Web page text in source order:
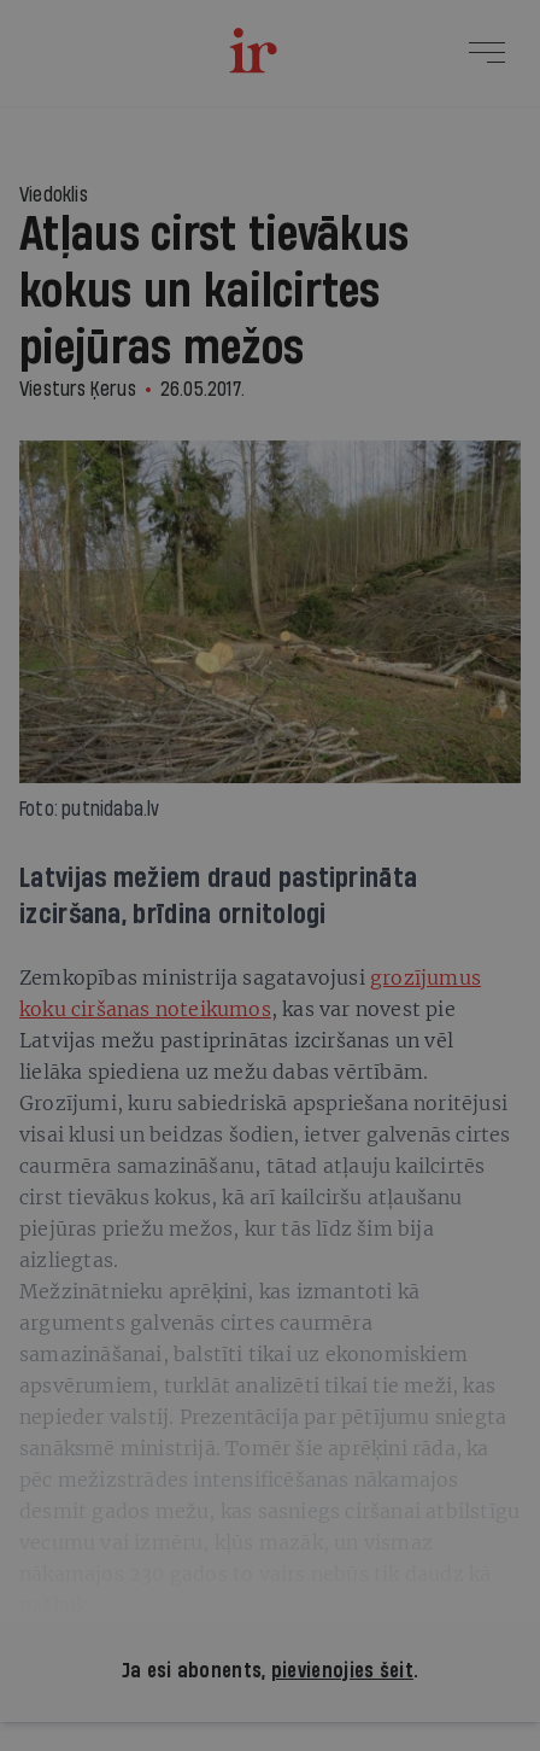
Viedoklis
Atļaus cirst tievākus
kokus un kailcirtes
piejūras mežos
Viesturs Ķerus 26.05.2017.
Foto: putnidaba.lv
Latvijas mežiem draud pastiprināta
izciršana, brīdina ornitologi
Zemkopības ministrija sagatavojusi grozījumus
koku ciršanas noteikumos, kas var novest pie
Latvijas mežu pastiprinātas izciršanas un vēl
lielāka spiediena uz mežu dabas vērtībām.
Grozījumi, kuru sabiedriskā apspriešana noritējusi
visai klusi un beidzas šodien, ietver galvenās cirtes
caurmēra samazināšanu, tātad atļauju kailcirtēs
cirst tievākus kokus, kā arī kailciršu atļaušanu
piejūras priežu mežos, kur tās līdz šim bija
aizliegtas.
Mežzinātnieku aprēķini, kas izmantoti kā
arguments galvenās cirtes caurmēra
samazināšanai, balstīti tikai uz ekonomiskiem
apsvērumiem, turklāt analizēti tikai tie meži, kas
nepieder valstij. Prezentācija par pētījumu sniegta
sanāksmē ministrijā. Tomēr šie aprēķini rāda, ka
pēc mežizstrādes intensificēšanas nākamajos
Ja esi abonents, pievienojies šeit.